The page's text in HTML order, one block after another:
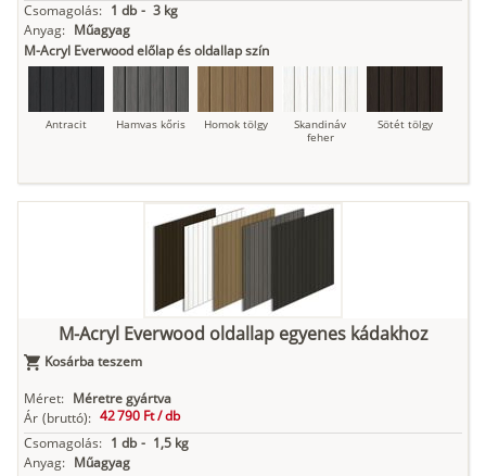
Csomagolás: 1 db - 3 kg
Anyag: Műagyag
M-Acryl Everwood előlap és oldallap szín
Antracit Hamvas kőris Homok tölgy
Skandináv
feher
Sötét tölgy
M-Acryl Everwood oldallap egyenes kádakhoz
Kosárba teszem
Méret: Méretre gyártva
Ár (bruttó): 42 790 Ft /db
Csomagolás: 1 db - 1,5 kg
Anyag: Műagyag